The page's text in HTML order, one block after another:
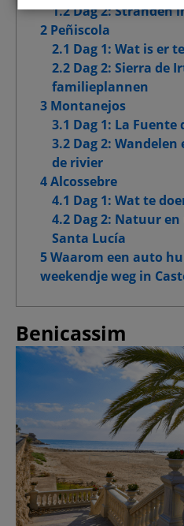
1.2 Dag 2: Stranden
2 Peñiscola
2.1 Dag 1: Wat is er
2.2 Dag 2: Sierra de
familieplannen
3 Montanejos
3.1 Dag 1: La Fuente
3.2 Dag 2:
de rivier
4 Alcossebre
4.1 Dag 1: Wat te
4.2 Dag 2: Natuur
Santa Lucía
5 Waarom een ​​auto
weekendje weg in
Benicassim
Functionele cookies
Doelgroepgerichte
Geavanceerde
Mijn keuzes
Alle